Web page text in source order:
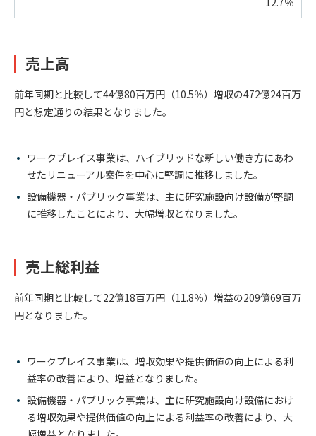
売上高
前年同期と比較して44億80百万円（10.5％）増収の472億24百万
円と想定通りの結果となりました。
ワークプレイス事業は、ハイブリッドな新しい働き方にあわ
せたリニューアル案件を中心に堅調に推移しました。
設備機器・パブリック事業は、主に研究施設向け設備が堅調
に推移したことにより、大幅増収となりました。
売上総利益
前年同期と比較して22億18百万円（11.8％）増益の209億69百万
円となりました。
ワークプレイス事業は、増収効果や提供価値の向上による利
益率の改善により、増益となりました。
設備機器・パブリック事業は、主に研究施設向け設備におけ
る増収効果や提供価値の向上による利益率の改善により、大